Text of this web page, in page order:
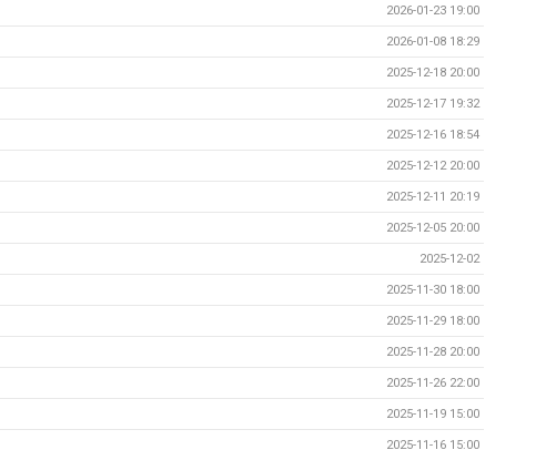
2026-01-23 19:00
2026-01-08 18:29
2025-12-18 20:00
2025-12-17 19:32
2025-12-16 18:54
2025-12-12 20:00
2025-12-11 20:19
2025-12-05 20:00
2025-12-02
2025-11-30 18:00
2025-11-29 18:00
2025-11-28 20:00
2025-11-26 22:00
2025-11-19 15:00
2025-11-16 15:00